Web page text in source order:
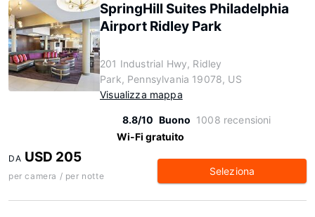
SpringHill Suites Philadelphia
Airport Ridley Park
201 Industrial Hwy, Ridley
Park, Pennsylvania 19078, US
Visualizza mappa
8.8/10 Buono 1008 recensioni
Wi-Fi gratuito
DA USD 205
per camera / per notte Seleziona